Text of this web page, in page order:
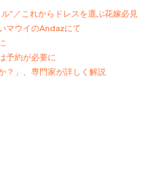
”／これからドレスを選ぶ花嫁必見
マウイのAndazにて
予約が必要に
？」、専門家が詳しく解説